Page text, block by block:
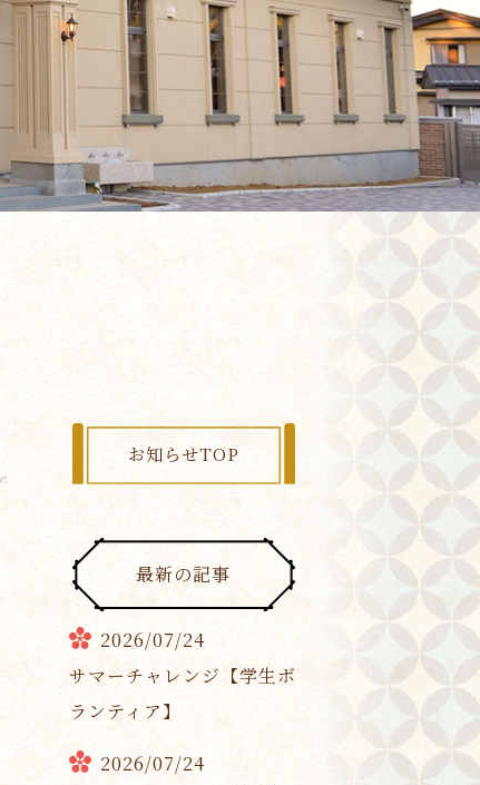
お知らせTOP
最新の記事
2026/07/24
サマーチャレンジ【学生ボ
ランティア】
2026/07/24